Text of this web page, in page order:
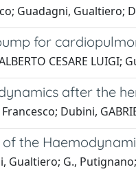
Guadagni, Gualtiero;
for
CESARE
after the
Dubini,
the
G.,